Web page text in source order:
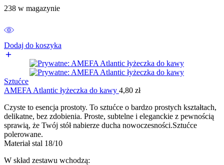
238 w magazynie
Dodaj do koszyka
Sztućce
AMEFA Atlantic łyżeczka do kawy 4,80 zł
Czyste to esencja prostoty. To sztućce o bardzo prostych kształtach,
delikatne, bez zdobienia. Proste, subtelne i eleganckie z pewnością
sprawią, że Twój stół nabierze ducha nowoczesności.Sztućce
polerowane.
Materiał stal 18/10
W skład zestawu wchodzą: